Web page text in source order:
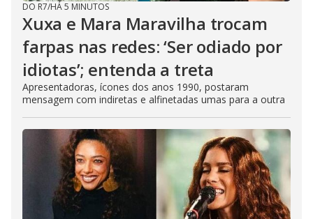
DO R7/HÁ 5 MINUTOS
Xuxa e Mara Maravilha trocam
farpas nas redes: ‘Ser odiado por
idiotas’; entenda a treta
Apresentadoras, ícones dos anos 1990, postaram
mensagem com indiretas e alfinetadas umas para a outra